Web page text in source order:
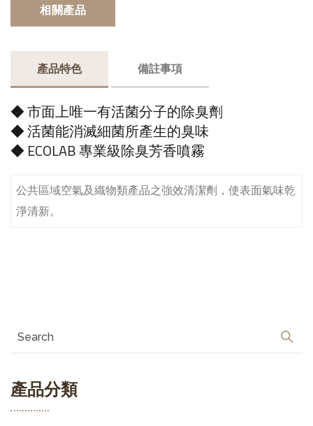
產品分類
相關產品
產品特色 備註事項
◆ 市面上唯一有活菌分子的除臭劑
◆ 活菌能消滅細菌所產生的臭味
◆ ECOLAB 專業級除臭芳香噴霧
公共區域空氣及織物類產品之強效清潔劑，使表面氣味乾
淨清新。